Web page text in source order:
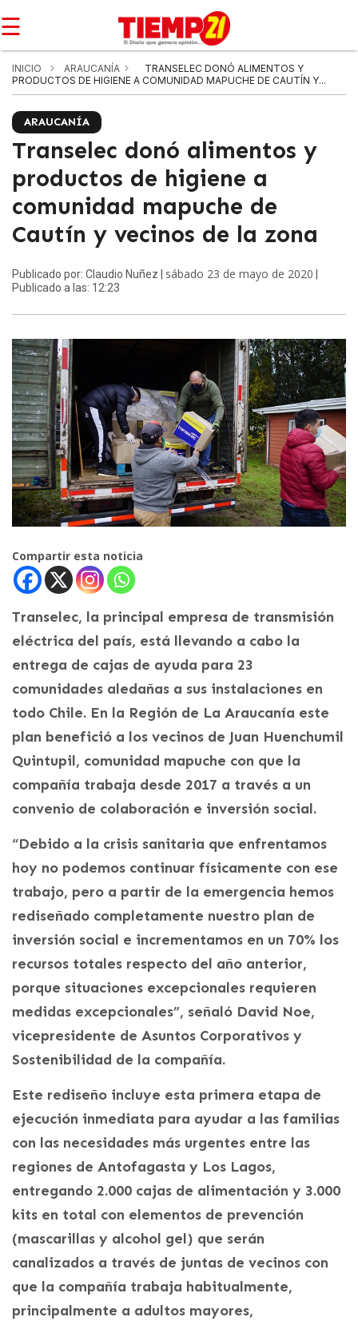
☰
INICIO ARAUCANÍA
TRANSELEC DONÓ ALIMENTOS Y
PRODUCTOS DE HIGIENE A COMUNIDAD MAPUCHE DE CAUTÍN Y...
ARAUCANÍA
Transelec donó alimentos y
productos de higiene a
comunidad mapuche de
Cautín y vecinos de la zona
Publicado por: Claudio Nuñez | sábado 23 de mayo de 2020
Publicado a las: 12:23
Compartir esta noticia
Transelec, la principal empresa de transmisión
eléctrica del país, está llevando a cabo la
entrega de cajas de ayuda para 23
comunidades aledañas a sus instalaciones en
todo Chile. En la Región de La Araucanía este
plan benefició a los vecinos de Juan Huenchumil
Quintupil, comunidad mapuche con que la
compañía trabaja desde 2017 a través a un
convenio de colaboración e inversión social.
“Debido a la crisis sanitaria que enfrentamos
hoy no podemos continuar físicamente con ese
trabajo, pero a partir de la emergencia hemos
rediseñado completamente nuestro plan de
inversión social e incrementamos en un 70% los
recursos totales respecto del año anterior,
porque situaciones excepcionales requieren
medidas excepcionales”, señaló David Noe,
vicepresidente de Asuntos Corporativos y
Sostenibilidad de la compañía.
Este rediseño incluye esta primera etapa de
ejecución inmediata para ayudar a las familias
con las necesidades más urgentes entre las
regiones de Antofagasta y Los Lagos,
entregando 2.000 cajas de alimentación y 3.000
kits en total con elementos de prevención
(mascarillas y alcohol gel) que serán
canalizados a través de juntas de vecinos con
que la compañía trabaja habitualmente,
principalmente a adultos mayores,